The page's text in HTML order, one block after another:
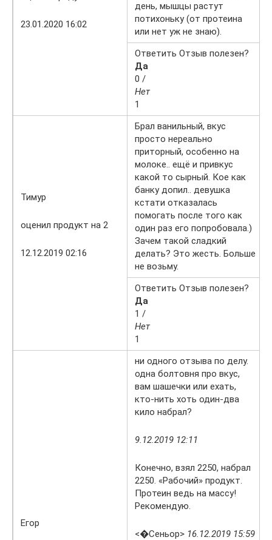
23.01.2020 16:02
день, мышцы растут
потихоньку (от протеина
или нет уж не знаю).
Ответить Отзыв полезен?
Да
0 /
Нет
1
Тимур
оценил продукт на 2
12.12.2019 02:16
Брал ванильный, вкус
просто нереально
приторный, особенно на
молоке.. ещё и привкус
какой то сырный. Кое как
банку допил.. девушка
кстати отказалась
помогать после того как
один раз его попробовала.)
Зачем такой сладкий
делать? Это жесть. Больше
не возьму.
Ответить Отзыв полезен?
Да
1 /
Нет
1
Егор
ни одного отзыва по делу.
одна болтовня про вкус,
вам шашечки или ехать,
кто-нить хоть один-два
кило набрал?
9.12.2019 12:11
Конечно, взял 2250, набрал
2250. «Рабочий» продукт.
Протеин ведь на массу!
Рекомендую.
<�Сеньор> 16.12.2019 15:59